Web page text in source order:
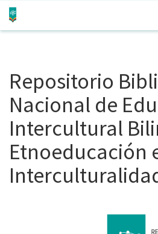
Repositorio
Nacional de
Intercultural
Etnoeducación